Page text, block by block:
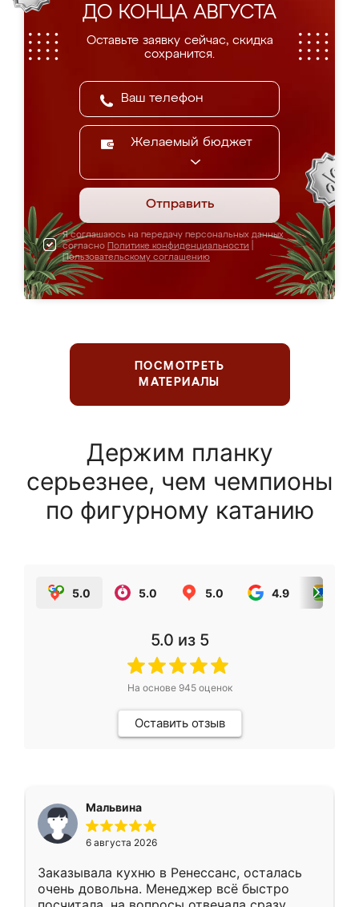
ДО КОНЦА АВГУСТА
Оставьте заявку сейчас, скидка
сохранится.
Желаемый бюджет
Отправить
Я соглашаюсь на передачу персональных данных
согласно Политике конфиденциальности
Пользовательскому соглашению
ПОСМОТРЕТЬ
МАТЕРИАЛЫ
Держим планку
серьезнее, чем чемпионы
по фигурному катанию
5.0 5.0 5.0 4.9
5.0 из 5
На основе 945оценок
Оставить отзыв
Мальвина
6 августа 2026
Заказывала кухню в Ренессанс, осталась
очень довольна. Менеджер всё быстро